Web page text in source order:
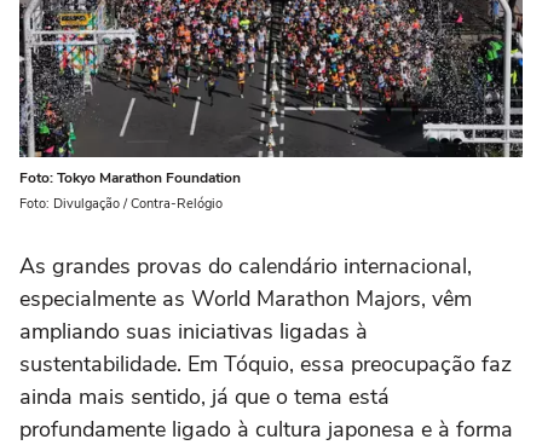
Foto: Tokyo Marathon Foundation
Foto: Divulgação / Contra-Relógio
As grandes provas do calendário internacional,
especialmente as World Marathon Majors, vêm
ampliando suas iniciativas ligadas à
sustentabilidade. Em Tóquio, essa preocupação faz
ainda mais sentido, já que o tema está
profundamente ligado à cultura japonesa e à forma